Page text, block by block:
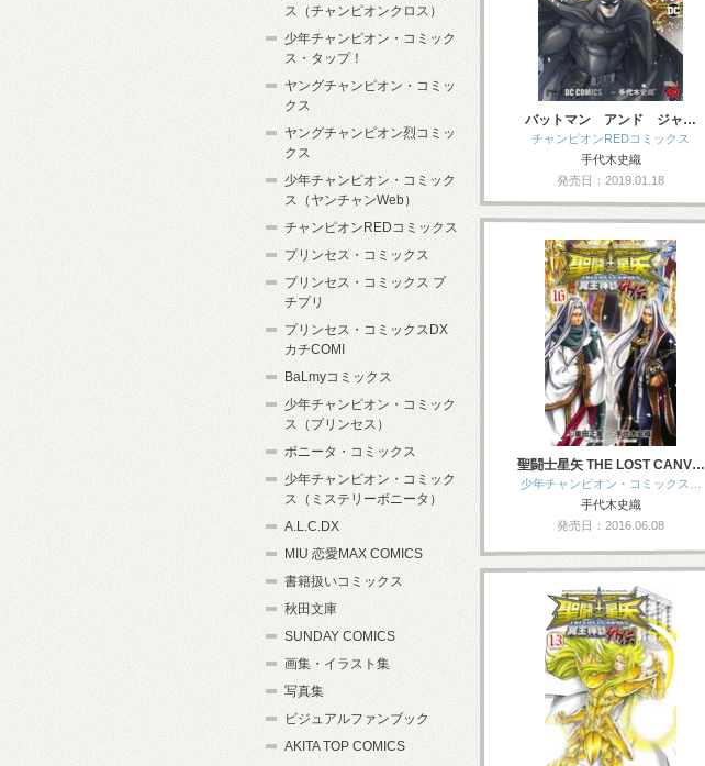
バットマン アンド ジャ…
チャンピオンREDコミックス
手代木史織
発売日：2019.01.18
聖闘士星矢 THE LOST CANV…
少年チャンピオン・コミックス…
手代木史織
発売日：2016.06.08
ス（チャンピオンクロス）
少年チャンピオン・コミック
ス・タップ！
ヤングチャンピオン・コミッ
クス
ヤングチャンピオン烈コミッ
クス
少年チャンピオン・コミック
ス（ヤンチャンWeb）
チャンピオンREDコミックス
プリンセス・コミックス
プリンセス・コミックス プ
チプリ
プリンセス・コミックスDX
カチCOMI
BaLmyコミックス
少年チャンピオン・コミック
ス（プリンセス）
ボニータ・コミックス
少年チャンピオン・コミック
ス（ミステリーボニータ）
A.L.C.DX
MIU 恋愛MAX COMICS
書籍扱いコミックス
秋田文庫
SUNDAY COMICS
画集・イラスト集
写真集
ビジュアルファンブック
AKITA TOP COMICS